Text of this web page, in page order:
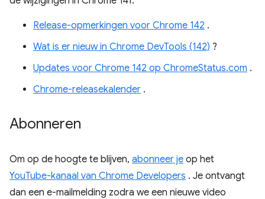
Release-opmerkingen voor Chrome 142 .
Wat is er nieuw in Chrome DevTools (142) ?
Updates voor Chrome 142 op ChromeStatus.com .
Chrome-releasekalender .
Abonneren
Om op de hoogte te blijven, abonneer je op het
YouTube-kanaal van Chrome Developers . Je ontvangt
dan een e-mailmelding zodra we een nieuwe video